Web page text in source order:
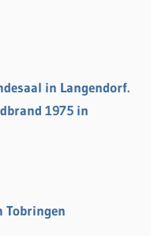
in Langendorf.
1975 in
Tobringen